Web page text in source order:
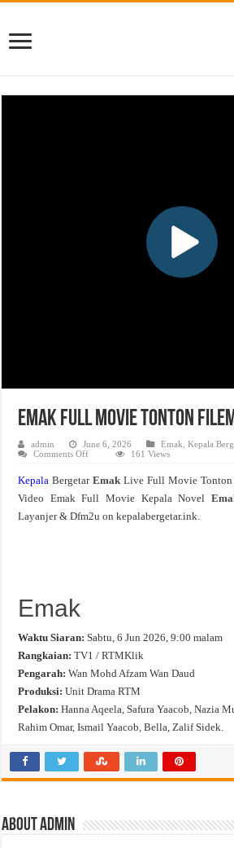
Emak Full Movie Tonton
admin June 6, 2026 Emak ,Kepala
Comments Offon
Movie
Filem
Video
161 Views
Kepala BergetarEmakLive Full Movie
Video Emak Full Movie Kepala Novel
Layanjer & Dfm2u on kepalabergetar.ink.
Emak
Waktu Siaran: Sabtu, 6 Jun 2026, 9:00 malam
Rangkaian: TV1 / RTMKlik
Pengarah:Wan Mohd Afzam Wan Daud
Produksi:Unit Drama RTM
Pelakon: Hanna Aqeela, Safura Yaacob, Nazia
Rahim Omar, Ismail Yaacob, Bella, Zalif Sidek.
About admin